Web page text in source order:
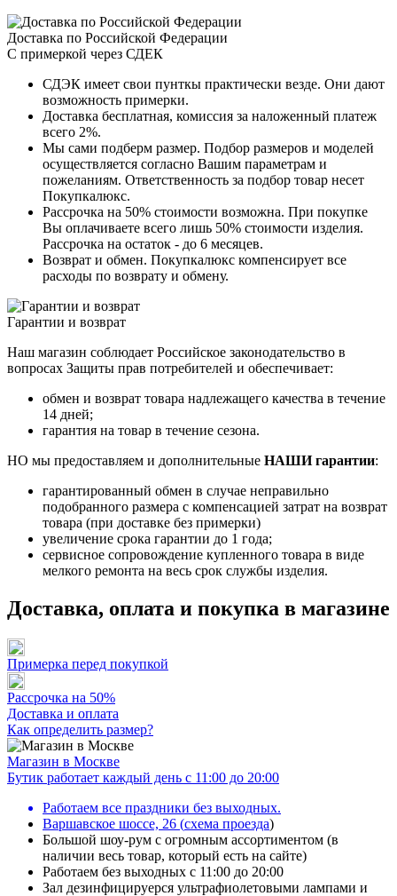
Доставка по Российской Федерации
С примеркой через СДЕК
СДЭК имеет свои пунткы практически везде. Они дают
возможность примерки.
Доставка бесплатная, комиссия за наложенный платеж
всего 2%.
Мы сами подберм размер. Подбор размеров и моделей
осуществляется согласно Вашим параметрам и
пожеланиям. Ответственность за подбор товар несет
Покупкалюкс.
Рассрочка на 50% стоимости возможна. При покупке
Вы оплачиваете всего лишь 50% стоимости изделия.
Рассрочка на остаток - до 6 месяцев.
Возврат и обмен. Покупкалюкс компенсирует все
расходы по возврату и обмену.
Гарантии и возврат
Наш магазин соблюдает Российское законодательство в
вопросах Защиты прав потребителей и обеспечивает:
обмен и возврат товара надлежащего качества в течение
14 дней;
гарантия на товар в течение сезона.
НО мы предоставляем и дополнительные НАШИ гарантии:
гарантированный обмен в случае неправильно
подобранного размера с компенсацией затрат на возврат
товара (при доставке без примерки)
увеличение срока гарантии до 1 года;
сервисное сопровождение купленного товара в виде
мелкого ремонта на весь срок службы изделия.
Доставка, оплата и покупка в магазине
Примерка перед покупкой
Рассрочка на 50%
Доставка и оплата
Как определить размер?
Магазин в Москве
Бутик работает каждый день с 11:00 до 20:00
Работаем все праздники без выходных.
Варшавское шоссе, 26 (схема проезда)
Большой шоу-рум с огромным ассортиментом (в
наличии весь товар, который есть на сайте)
Работаем без выходных с 11:00 до 20:00
Зал дезинфицируерся ультрафиолетовыми лампами и